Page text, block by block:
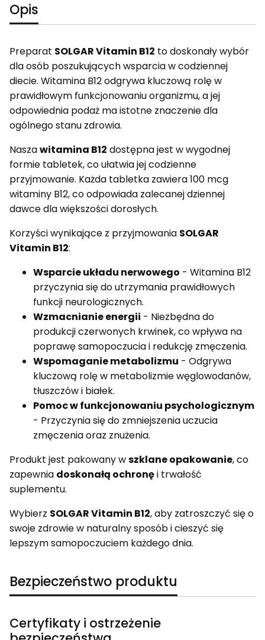
Opis
Preparat SOLGAR Vitamin B12 to doskonały wybór
dla osób poszukujących wsparcia w codziennej
diecie. Witamina B12 odgrywa kluczową rolę w
prawidłowym funkcjonowaniu organizmu, a jej
odpowiednia podaż ma istotne znaczenie dla
ogólnego stanu zdrowia.
Naszawitamina B12 dostępna jest w wygodnej
formie tabletek, co ułatwia jej codzienne
przyjmowanie. Każda tabletka zawiera 100 mcg
witaminy B12, co odpowiada zalecanej dziennej
dawce dla większości dorosłych.
Korzyści wynikające z przyjmowania SOLGAR
Vitamin B12:
Wsparcie układu nerwowego - Witamina B12
przyczynia się do utrzymania prawidłowych
funkcji neurologicznych.
Wzmacnianie energii - Niezbędna do
produkcji czerwonych krwinek, co wpływa na
poprawę samopoczucia i redukcję zmęczenia.
Wspomaganie metabolizmu - Odgrywa
kluczową rolę w metabolizmie węglowodanów,
tłuszczów i białek.
Pomoc w funkcjonowaniu psychologicznym
- Przyczynia się do zmniejszenia uczucia
zmęczenia oraz znużenia.
Produkt jest pakowany wszklane opakowanie, co
zapewnia doskonałą ochronęi trwałość
suplementu.
Wybierz SOLGAR Vitamin B12, aby zatroszczyć się o
swoje zdrowie w naturalny sposób i cieszyć się
lepszym samopoczuciem każdego dnia.
Bezpieczeństwo produktu
Certyfikaty i ostrzeżenie